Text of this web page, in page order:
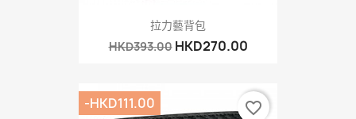
拉力藝背包
HKD393.00 HKD270.00
-HKD111.00 favorite_border